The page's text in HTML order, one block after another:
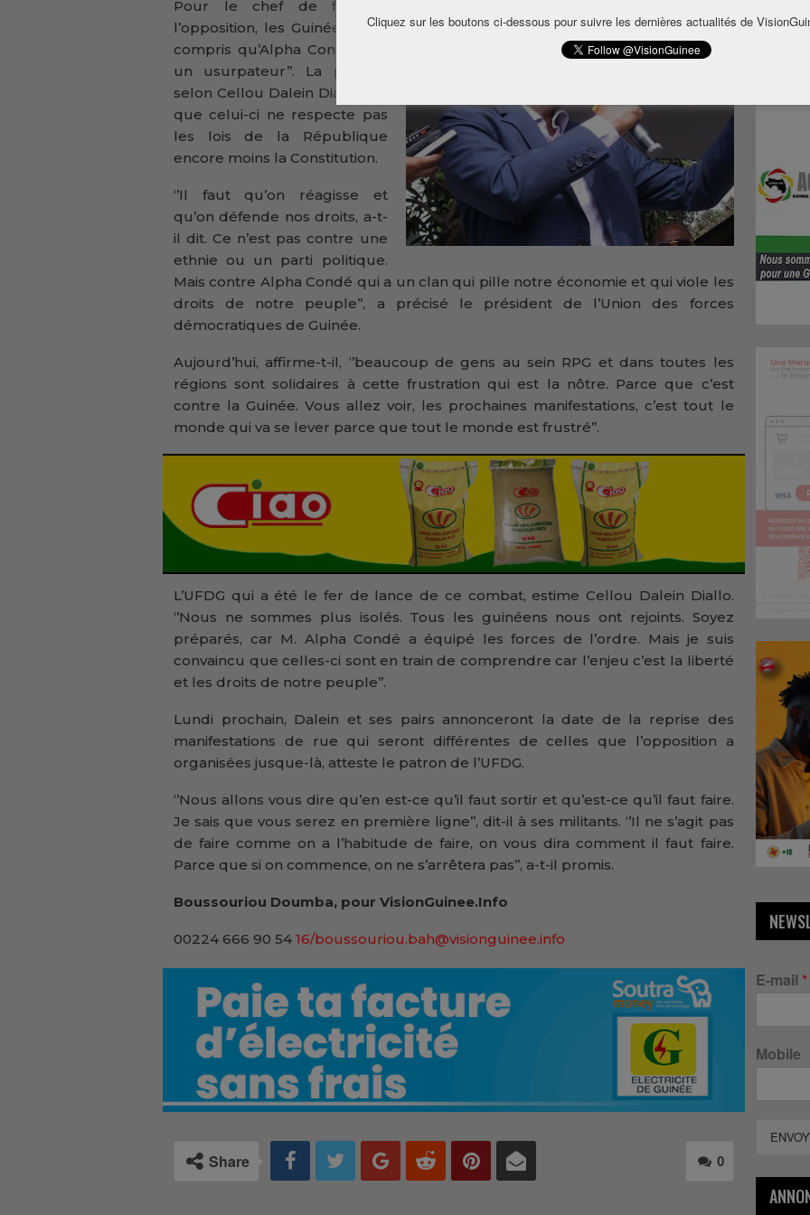
Pour le chef de file de
l’opposition, les Guinéens ont
compris qu’Alpha Condé ‘’est
un usurpateur’’. La preuve,
selon Cellou Dalein Diallo, est
que celui-ci ne respecte pas
les lois de la République
encore moins la Constitution.
‘’Il faut qu’on réagisse et
qu’on défende nos droits, a-t-
il dit. Ce n’est pas contre une
ethnie ou un parti politique.
Mais contre Alpha Condé qui a un clan qui pille notre économie et qui viole les
droits de notre peuple’’, a précisé le président de l’Union des forces
démocratiques de Guinée.
Aujourd’hui, affirme-t-il, ‘’beaucoup de gens au sein RPG et dans toutes les
régions sont solidaires à cette frustration qui est la nôtre. Parce que c’est
contre la Guinée. Vous allez voir, les prochaines manifestations, c’est tout le
monde qui va se lever parce que tout le monde est frustré’’.
L’UFDG qui a été le fer de lance de ce combat, estime Cellou Dalein Diallo.
‘’Nous ne sommes plus isolés. Tous les guinéens nous ont rejoints. Soyez
préparés, car M. Alpha Condé a équipé les forces de l’ordre. Mais je suis
convaincu que celles-ci sont en train de comprendre car l’enjeu c’est la liberté
et les droits de notre peuple’’.
Lundi prochain, Dalein et ses pairs annonceront la date de la reprise des
manifestations de rue qui seront différentes de celles que l’opposition a
organisées jusque-là, atteste le patron de l’UFDG.
‘’Nous allons vous dire qu’en est-ce qu’il faut sortir et qu’est-ce qu’il faut faire.
Je sais que vous serez en première ligne’’, dit-il à ses militants. ‘’Il ne s’agit pas
de faire comme on a l’habitude de faire, on vous dira comment il faut faire.
Parce que si on commence, on ne s’arrêtera pas’’, a-t-il promis.
Boussouriou Doumba, pour VisionGuinee.Info
00224 666 90 54 16/boussouriou.bah@visionguinee.info
0
Share
E-mail *
Mobile
Cliquez sur les boutons ci-dessous pour suivre les dernières actualités de